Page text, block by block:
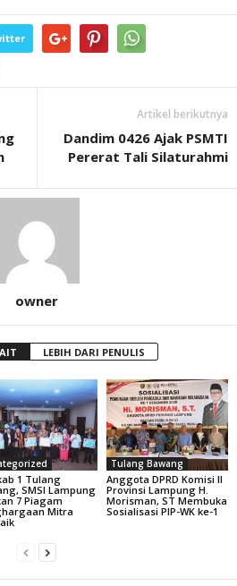
Artikel berikutnya
Dandim 0426 Ajak PSMTI
Pererat Tali Silaturahmi
owner
LEBIH DARI PENULIS
1 Tulang
SMSI Lampung
7 Piagam
Mitra
Tulang Bawang
Anggota DPRD Komisi II
Provinsi Lampung H.
Morisman, ST Membuka
Sosialisasi PIP-WK ke-1